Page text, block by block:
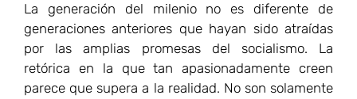
La generación del milenio no es diferente de
generaciones anteriores que hayan sido atraídas
por las amplias promesas del socialismo. La
retórica en la que tan apasionadamente creen
parece que supera a la realidad. No son solamente